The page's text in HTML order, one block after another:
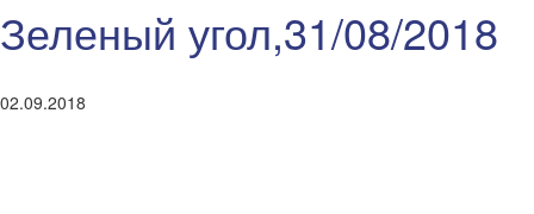
Зеленый угол,31/08/2018
02.09.2018